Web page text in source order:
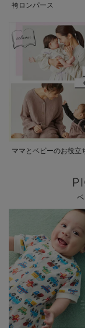
袴ロンパース
ママとベビーのお役立